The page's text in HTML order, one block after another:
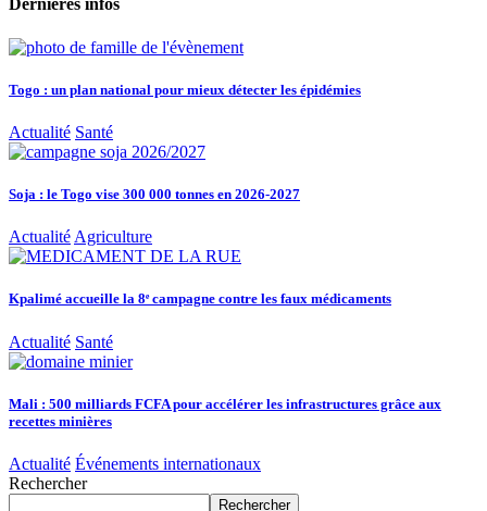
Dernières infos
Togo : un plan national pour mieux détecter les épidémies
Actualité Santé
Soja : le Togo vise 300 000 tonnes en 2026-2027
Actualité Agriculture
Kpalimé accueille la 8ᵉ campagne contre les faux médicaments
Actualité Santé
Mali : 500 milliards FCFA pour accélérer les infrastructures grâce aux
recettes minières
Actualité Événements internationaux
Rechercher
Rechercher